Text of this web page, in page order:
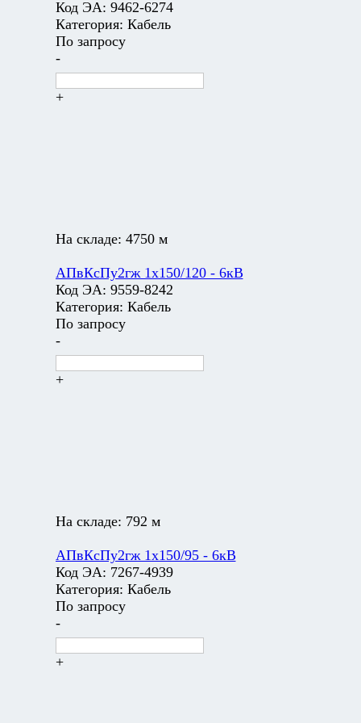
Код ЭА: 9462-6274
Категория: Кабель
По запросу
-
+
На складе: 4750 м
АПвКсПу2гж 1х150/120 - 6кВ
Код ЭА: 9559-8242
Категория: Кабель
По запросу
-
+
На складе: 792 м
АПвКсПу2гж 1х150/95 - 6кВ
Код ЭА: 7267-4939
Категория: Кабель
По запросу
-
+